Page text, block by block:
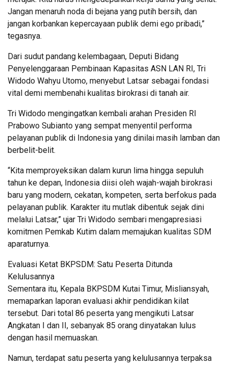
Jangan menaruh noda di bejana yang putih bersih, dan
jangan korbankan kepercayaan publik demi ego pribadi,”
tegasnya.
Dari sudut pandang kelembagaan, Deputi Bidang
Penyelenggaraan Pembinaan Kapasitas ASN LAN RI, Tri
Widodo Wahyu Utomo, menyebut Latsar sebagai fondasi
vital demi membenahi kualitas birokrasi di tanah air.
Tri Widodo mengingatkan kembali arahan Presiden RI
Prabowo Subianto yang sempat menyentil performa
pelayanan publik di Indonesia yang dinilai masih lamban dan
berbelit-belit.
“Kita memproyeksikan dalam kurun lima hingga sepuluh
tahun ke depan, Indonesia diisi oleh wajah-wajah birokrasi
baru yang modern, cekatan, kompeten, serta berfokus pada
pelayanan publik. Karakter itu mutlak dibentuk sejak dini
melalui Latsar,” ujar Tri Widodo sembari mengapresiasi
komitmen Pemkab Kutim dalam memajukan kualitas SDM
aparaturnya.
Evaluasi Ketat BKPSDM: Satu Peserta Ditunda
Kelulusannya
Sementara itu, Kepala BKPSDM Kutai Timur, Misliansyah,
memaparkan laporan evaluasi akhir pendidikan kilat
tersebut. Dari total 86 peserta yang mengikuti Latsar
Angkatan I dan II, sebanyak 85 orang dinyatakan lulus
dengan hasil memuaskan.
Namun, terdapat satu peserta yang kelulusannya terpaksa